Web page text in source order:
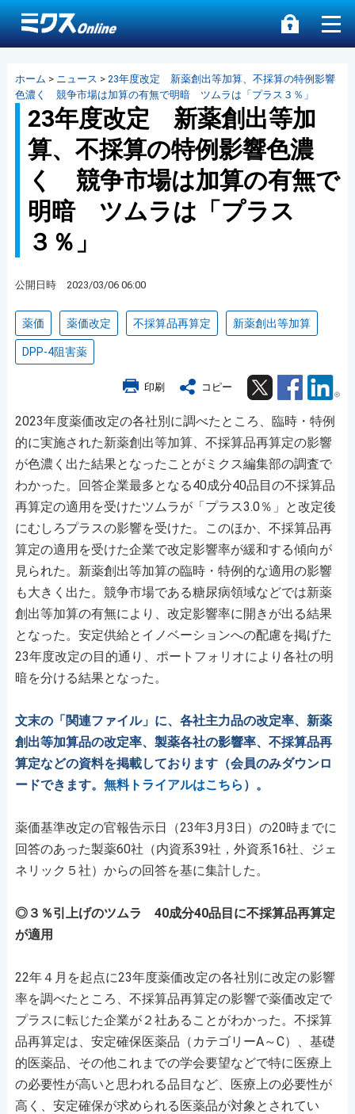
ホーム > ニュース > 23年度改定 新薬創出等加算、不採算の特例影響
色濃く 競争市場は加算の有無で明暗 ツムラは「プラス３％」
23年度改定 新薬創出等加
算、不採算の特例影響色濃
く 競争市場は加算の有無で
明暗 ツムラは「プラス
３％」
公開日時 2023/03/06 06:00
薬価 薬価改定 不採算品再算定 新薬創出等加算
DPP-4阻害薬
印刷 コピー Twitter Facebook
2023年度薬価改定の各社別に調べたところ、臨時・特例
的に実施された新薬創出等加算、不採算品再算定の影響
が色濃く出た結果となったことがミクス編集部の調査で
わかった。回答企業最多となる40成分40品目の不採算品
再算定の適用を受けたツムラが「プラス3.0％」と改定後
にむしろプラスの影響を受けた。このほか、不採算品再
算定の適用を受けた企業で改定影響率が緩和する傾向が
見られた。新薬創出等加算の臨時・特例的な適用の影響
も大きく出た。競争市場である糖尿病領域などでは新薬
創出等加算の有無により、改定影響率に開きが出る結果
となった。安定供給とイノベーションへの配慮を掲げた
23年度改定の目的通り、ポートフォリオにより各社の明
暗を分ける結果となった。
文末の「関連ファイル」に、各社主力品の改定率、新薬
創出等加算品の改定率、製薬各社の影響率、不採算品再
算定などの資料を掲載しております（会員のみダウンロ
ードできます。 無料トライアルはこちら ）。
薬価基準改定の官報告⽰⽇（23年3⽉3⽇）の20時までに
回答のあった製薬60社（内資系39社，外資系16社、ジェ
ネリック５社）からの回答を基に集計した。
◎３％引上げのツムラ 40成分40品目に不採算品再算定
が適用
22年４月を起点に23年度薬価改定の各社別に改定の影響
率を調べたところ、不採算品再算定の影響で薬価改定で
プラスに転じた企業が２社あることがわかった。不採算
品再算定は、安定確保医薬品（カテゴリーA～C）、基礎
的医薬品、その他これまでの学会要望などで特に医療上
の必要性が高いと思われる品目など、医療上の必要性が
高く、安定確保が求められる医薬品が対象とされてい